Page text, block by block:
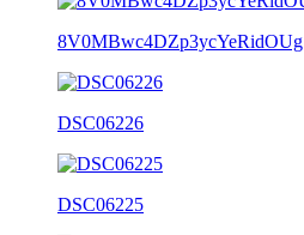
8V0MBwc4DZp3ycYeRidOUg
DSC06226
DSC06225